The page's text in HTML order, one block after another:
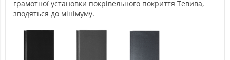
грамотної установки покрівельного покриття Тевива,
зводяться до мінімуму.